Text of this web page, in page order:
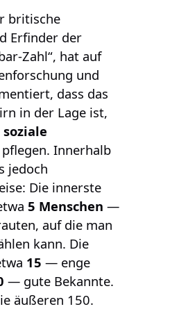
britische
Erfinder der
Zahl“, hat auf
und
dass das
in der Lage ist,
pflegen. Innerhalb
jedoch
Die innerste
5 Menschen —
auf die man
kann. Die
15 — enge
— gute Bekannte.
äußeren 150.